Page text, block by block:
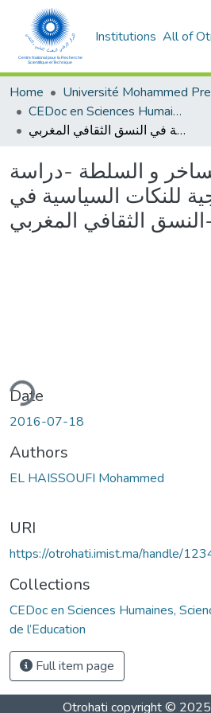
Institutions All of
Home
CEDoc en Sciences Humaines, Sciences Sociales et Sciences de l’Education
الخطاب الساخر و السلطة -دراسة انثروبولوجية للنكات السياسية في النسق الثقافي المغربي-
و السلطة -دراسة
للنكات السياسية في
المغربي-
Date
2016-07-18
Authors
EL HAISSOUFI Mohammed
URI
https://otrohati.imist.ma/handle/
Collections
CEDoc en Sciences Humaines,
de l’Education
Full item page
Otrohati copyright ©